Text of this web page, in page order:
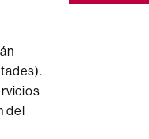
).
del